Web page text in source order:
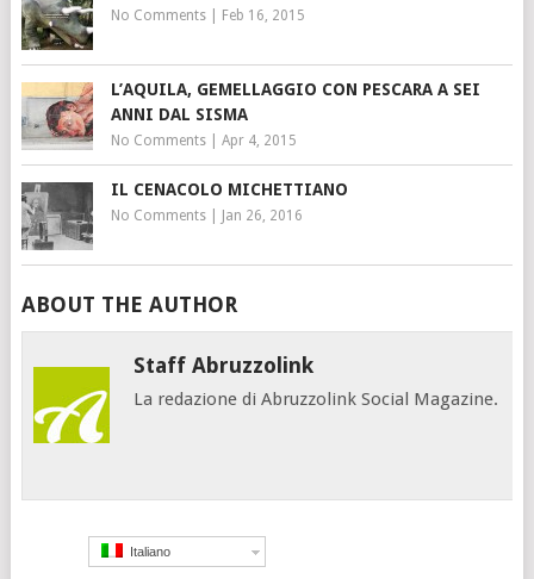
No Comments| Feb 16, 2015
L’AQUILA, GEMELLAGGIO CON PESCARA A SEI
ANNI DAL SISMA
No Comments| Apr 4, 2015
IL CENACOLO MICHETTIANO
No Comments| Jan 26, 2016
ABOUT THE AUTHOR
Staff Abruzzolink
La redazione di Abruzzolink Social Magazine.
Italiano